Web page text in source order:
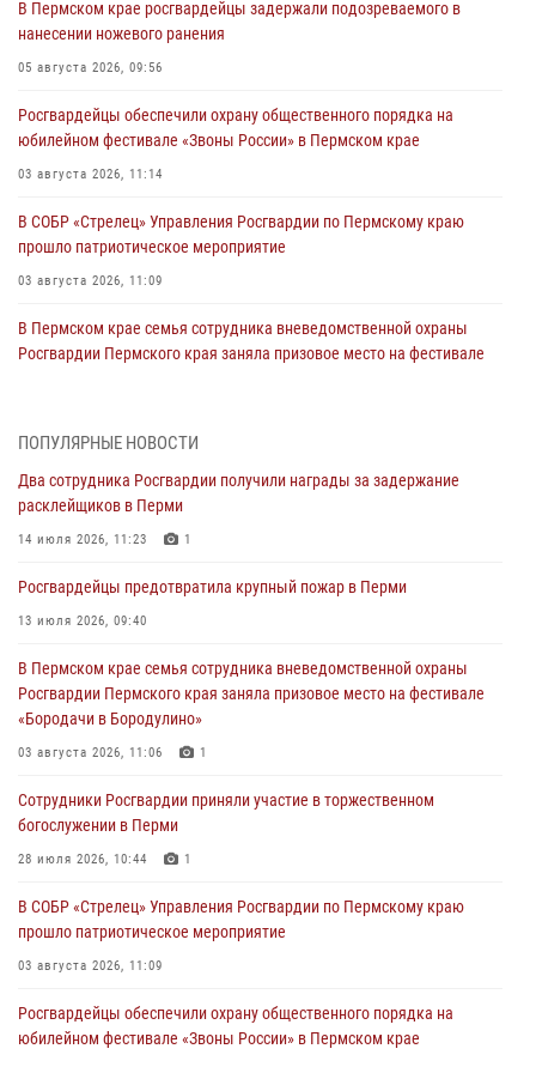
В Пермском крае росгвардейцы задержали подозреваемого в
нанесении ножевого ранения
05 августа 2026, 09:56
Росгвардейцы обеспечили охрану общественного порядка на
юбилейном фестивале «Звоны России» в Пермском крае
03 августа 2026, 11:14
В СОБР «Стрелец» Управления Росгвардии по Пермскому краю
прошло патриотическое мероприятие
03 августа 2026, 11:09
В Пермском крае семья сотрудника вневедомственной охраны
Росгвардии Пермского края заняла призовое место на фестивале
юных спортсменов
03 августа 2026, 10:59
30 июля 2026, 05:19
богослужении в Перми
28 июля 2026, 10:44
Росгвардейцы оказали силовую поддержку при задержании
28 июля 2026, 06:15
ПОПУЛЯРНЫЕ НОВОСТИ
Два сотрудника Росгвардии получили награды за задержание
расклейщиков в Перми
14 июля 2026, 11:23 1
Росгвардейцы предотвратила крупный пожар в Перми
13 июля 2026, 09:40
В Пермском крае семья сотрудника вневедомственной охраны
Росгвардии Пермского края заняла призовое место на фестивале
«Бородачи в Бородулино»
03 августа 2026, 11:06 1
Сотрудники Росгвардии приняли участие в торжественном
богослужении в Перми
28 июля 2026, 10:44 1
В СОБР «Стрелец» Управления Росгвардии по Пермскому краю
прошло патриотическое мероприятие
03 августа 2026, 11:09
Росгвардейцы обеспечили охрану общественного порядка на
юбилейном фестивале «Звоны России» в Пермском крае